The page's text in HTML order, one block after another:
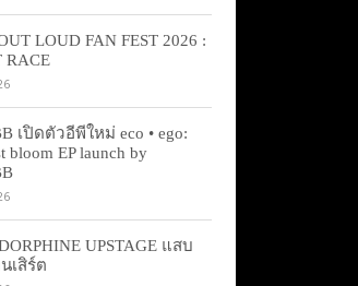
LOUD FAN FEST 2026 :
RACE
เปิดตัวอีพีใหม่ eco • ego:
bloom EP launch by
UPSTAGE แสบ
เสิร์ต